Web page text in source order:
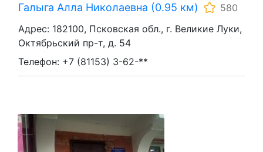
Галыга Алла Николаевна (0.95 км)
580
Адрес: 182100, Псковская обл., г. Великие Луки,
Октябрьский пр-т, д. 54
Телефон: +7 (81153) 3-62-**